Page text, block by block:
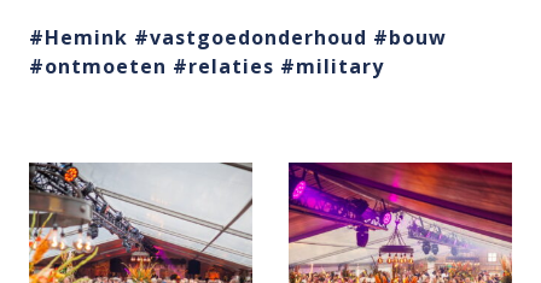
#Hemink #vastgoedonderhoud #bouw
#ontmoeten #relaties #military